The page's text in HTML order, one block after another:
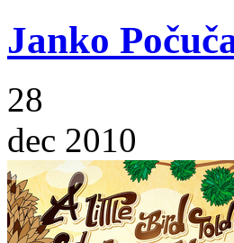
Janko
28
dec 2010